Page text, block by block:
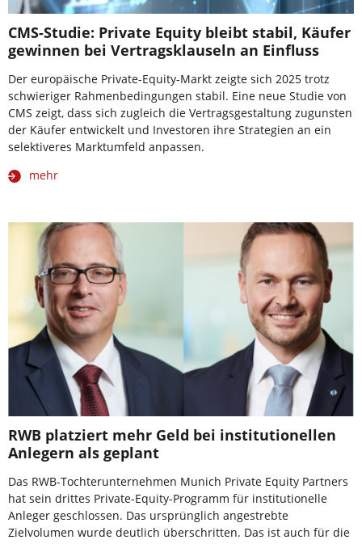
CMS-Studie: Private Equity bleibt stabil, Käufer
gewinnen bei Vertragsklauseln an Einfluss
Der europäische Private-Equity-Markt zeigte sich 2025 trotz
schwieriger Rahmenbedingungen stabil. Eine neue Studie von
CMS zeigt, dass sich zugleich die Vertragsgestaltung zugunsten
der Käufer entwickelt und Investoren ihre Strategien an ein
selektiveres Marktumfeld anpassen.
mehr
RWB platziert mehr Geld bei institutionellen
Anlegern als geplant
Das RWB-Tochterunternehmen Munich Private Equity Partners
hat sein drittes Private-Equity-Programm für institutionelle
Anleger geschlossen. Das ursprünglich angestrebte
Zielvolumen wurde deutlich überschritten. Das ist auch für die